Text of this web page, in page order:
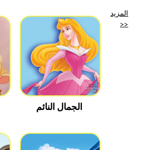
الجمال النائم
المزيد
>>